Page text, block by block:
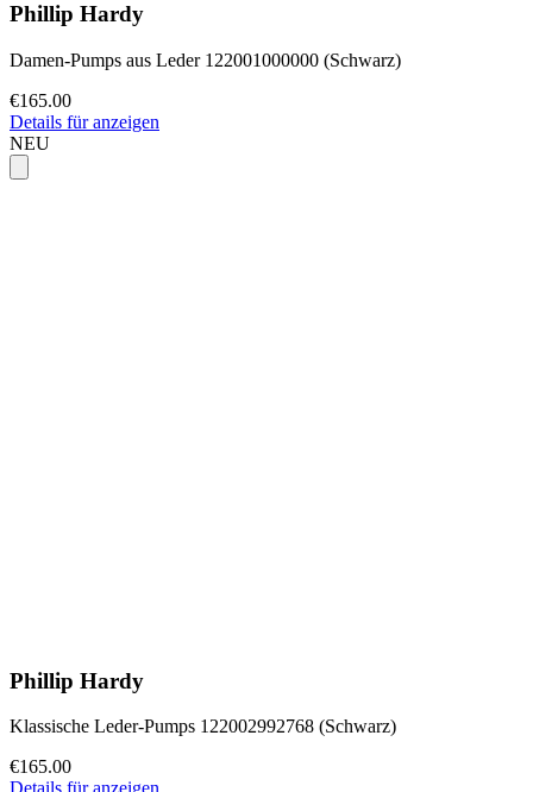
Phillip Hardy
Damen-Pumps aus Leder 122001000000 (Schwarz)
€165.00
Details für anzeigen
NEU
Phillip Hardy
Klassische Leder-Pumps 122002992768 (Schwarz)
€165.00